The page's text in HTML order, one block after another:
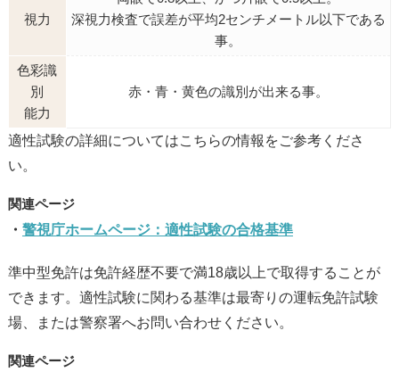
視力
深視力検査で誤差が平均2センチメートル以下である
事。
色彩識
別
能力
赤・青・黄色の識別が出来る事。
適性試験の詳細についてはこちらの情報をご参考くださ
い。
警視庁ホームページ：適性試験の合格基準
準中型免許は免許経歴不要で満18歳以上で取得することが
できます。適性試験に関わる基準は最寄りの運転免許試験
場、または警察署へお問い合わせください。